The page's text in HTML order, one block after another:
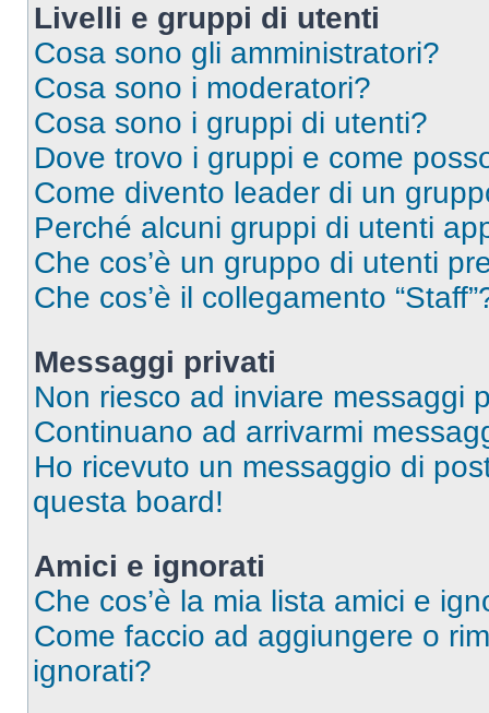
Livelli e gruppi di utenti
Cosa sono gli amministratori?
Cosa sono i moderatori?
Cosa sono i gruppi di utenti?
Dove trovo i gruppi e come
Come divento leader di un
Perché alcuni gruppi di utenti
Che cos’è un gruppo di utenti
Che cos’è il collegamento
Messaggi privati
Non riesco ad inviare messaggi
Continuano ad arrivarmi
Ho ricevuto un messaggio di
questa board!
Amici e ignorati
Che cos’è la mia lista amici e
Come faccio ad aggiungere o
ignorati?